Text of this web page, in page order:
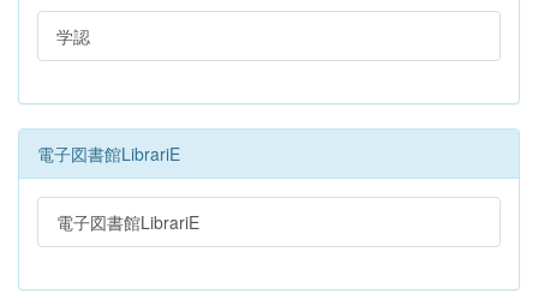
学認
電子図書館LibrariE
電子図書館LibrariE